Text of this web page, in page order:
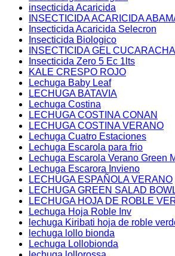
insecticida Acaricida
INSECTICIDA ACARICIDA
Insecticida Acaricida Selecron
Insecticida Biologico
INSECTICIDA GEL
Insecticida Zero 5 Ec 1lts
KALE CRESPO ROJO
Lechuga Baby Leaf
LECHUGA BATAVIA
Lechuga Costina
LECHUGA COSTINA CONAN
LECHUGA COSTINA VERANO
Lechuga Cuatro Estaciones
Lechuga Escarola para frio
Lechuga Escarola Verano Green
Lechuga Escarora Invieno
LECHUGA ESPAÑOLA VERANO
LECHUGA GREEN SALAD
LECHUGA HOJA DE ROBLE
Lechuga Hoja Roble Inv
lechuga Kiribati hoja de roble
lechuga lollo bionda
Lechuga Lollobionda